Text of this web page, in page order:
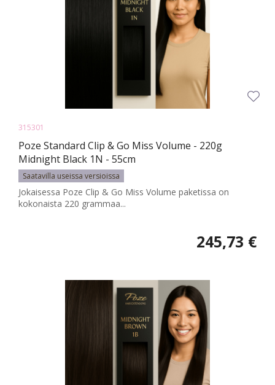
315301
Poze Standard Clip & Go Miss Volume - 220g
Midnight Black 1N - 55cm
Saatavilla useissa versioissa
Jokaisessa Poze Clip & Go Miss Volume paketissa on
kokonaista 220 grammaa...
245,73 €